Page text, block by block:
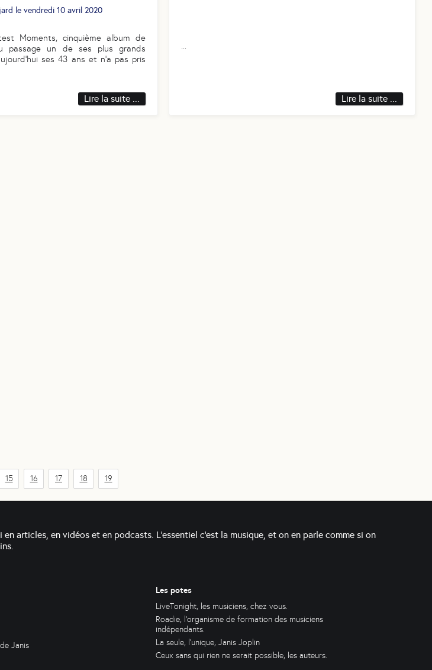
le vendredi 10 avril 2020
Moments, cinquième album de
passage un de ses plus grands
ses 43 ans et n’a pas pris
Lire la suite ... Lire la suite ...
15 16 17 18 19
articles, en vidéos et en podcasts. L'essentiel c'est la musique, et on en parle comme si on
Janis
Les potes
LiveTonight, les musiciens, chez vous.
Roadie, l'organisme de formation des musiciens
indépendants.
La seule, l'unique, Janis Joplin
Ceux sans qui rien ne serait possible, les auteurs.